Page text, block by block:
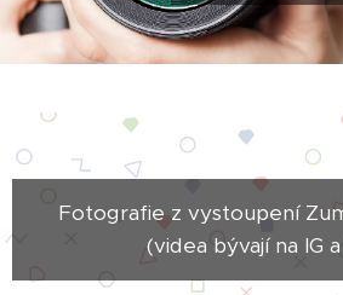
Fotografie z vystoupení
(videa bývají na IG